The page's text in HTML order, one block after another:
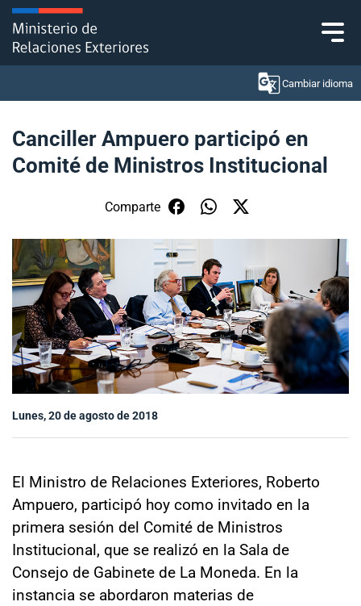
Click acá para ir directamente al contenido
Cambiar idioma
Ministerio
Política Exterior
Embajadas y consulados
Servicios ciudadanos
Subsecretaría de Relaciones Económicas
Internacionales
Sala de prensa
Canciller Ampuero participó en
Comité de Ministros Institucional
Comparte
Lunes, 20 de agosto de 2018
El Ministro de Relaciones Exteriores, Roberto
Ampuero, participó hoy como invitado en la
primera sesión del Comité de Ministros
Institucional, que se realizó en la Sala de
Consejo de Gabinete de La Moneda. En la
instancia se abordaron materias de